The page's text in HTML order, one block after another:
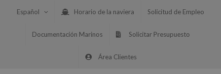
Español Horario de la naviera Solicitud de Empleo
Documentación Marinos Solicitar Presupuesto
Área Clientes